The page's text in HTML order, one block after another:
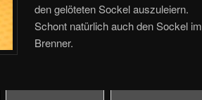
den gelöteten Sockel auszuleiern.
Schont natürlich auch den Sockel im
Brenner.